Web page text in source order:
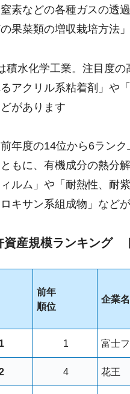
素などの各種ガスの透
果菜類の増収栽培方法
積水化学工業。注目度
アクリル系粘着剤」や
があります
年度の14位から6ラン
もに、有機成分の熱分
ルム」や「耐熱性、耐
キサン系組成物」など
資産規模ランキング
前年
順位
企業名
1 1 富士
4 花王